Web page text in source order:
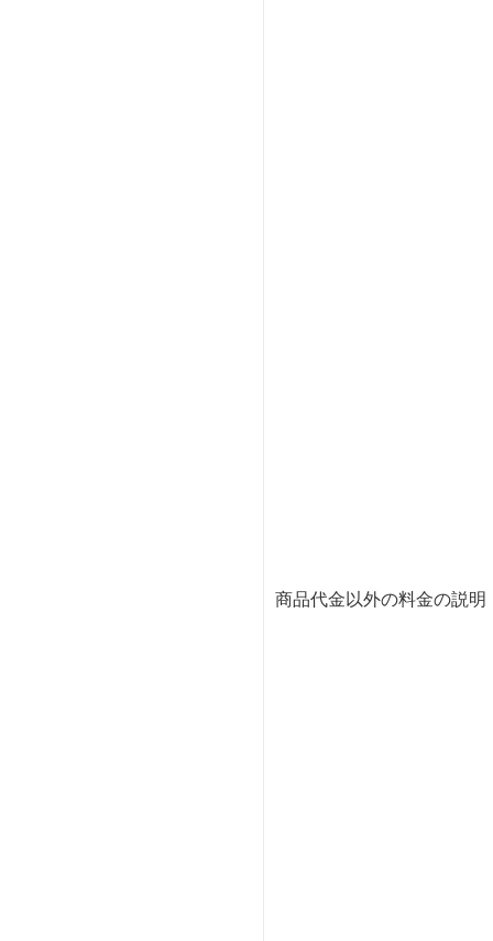
商品代金以外の料金の説明